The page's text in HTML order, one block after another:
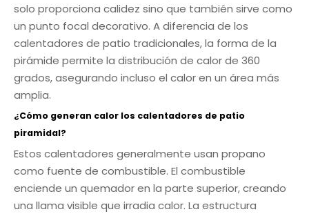
solo proporciona calidez sino que también sirve como
un punto focal decorativo. A diferencia de los
calentadores de patio tradicionales, la forma de la
pirámide permite la distribución de calor de 360 ​​
grados, asegurando incluso el calor en un área más
amplia.
¿Cómo generan calor los calentadores de patio
piramidal?
Estos calentadores generalmente usan propano
como fuente de combustible. El combustible
enciende un quemador en la parte superior, creando
una llama visible que irradia calor. La estructura